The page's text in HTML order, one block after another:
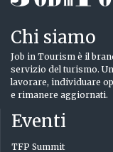
Chi siamo
Job in Tourism è il
servizio del turismo.
lavorare, individuare
e rimanere aggiornati.
Eventi
TFP Summit